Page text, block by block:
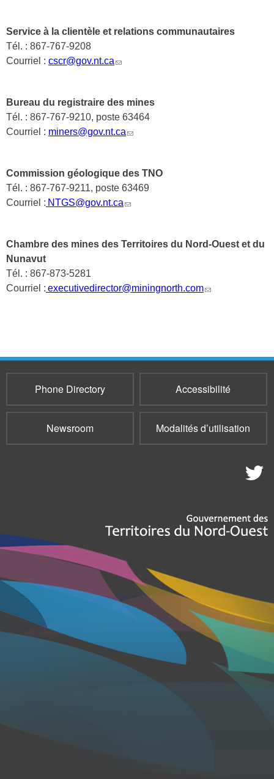
Service à la clientèle et relations communautaires
Tél. : 867-767-9208
Courriel : cscr@gov.nt.ca
Bureau du registraire des mines
Tél. : 867-767-9210, poste 63464
Courriel : miners@gov.nt.ca
Commission géologique des TNO
Tél. : 867-767-9211, poste 63469
Courriel : NTGS@gov.nt.ca
Chambre des mines des Territoires du Nord-Ouest et du
Nunavut
Tél. : 867-873-5281
Courriel : executivedirector@miningnorth.com(link
Phone Directory Accessibilité
Newsroom Modalités d’utilisation